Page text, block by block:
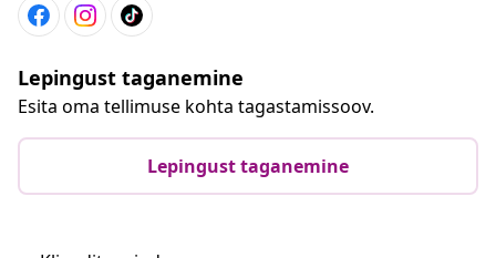
Lepingust taganemine
Esita oma tellimuse kohta tagastamissoov.
Lepingust taganemine